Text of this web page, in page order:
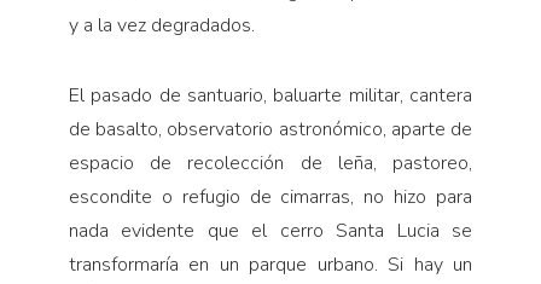
y a la vez degradados.
El pasado de santuario, baluarte militar, cantera
de basalto, observatorio astronómico, aparte de
espacio de recolección de leña, pastoreo,
escondite o refugio de cimarras, no hizo para
nada evidente que el cerro Santa Lucia se
transformaría en un parque urbano. Si hay un